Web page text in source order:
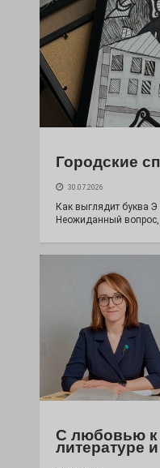
Городские
30.07.2026
Как выглядит буква Э
Неожиданный
С любовью к
литературе